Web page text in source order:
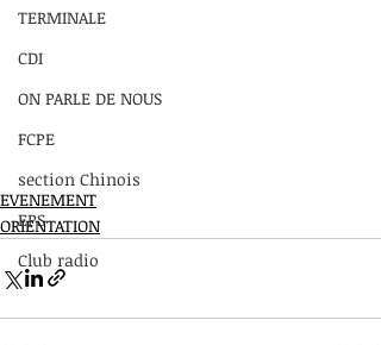
TERMINALE
CDI
ON PARLE DE NOUS
FCPE
section Chinois
EPS
Club radio
EVENEMENT
ORIENTATION